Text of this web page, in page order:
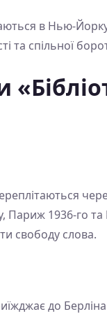
в Нью-
спільної
Париж 1936-го
свободу слова.
до